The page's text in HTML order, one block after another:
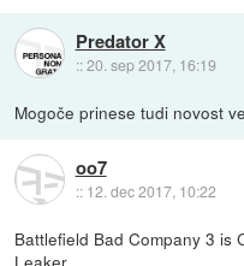
Predator X
::20. sep 2017, 16:19
Mogoče prinese tudi novost
oo7
:: 12. dec 2017, 10:22
Battlefield Bad Company 3 is